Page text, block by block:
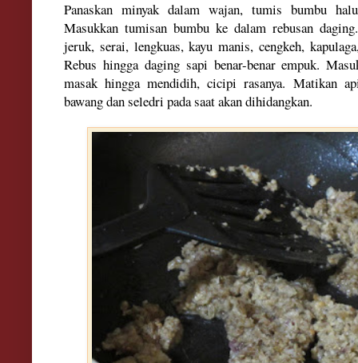
Panaskan minyak dalam wajan, tumis bumbu
Masukkan tumisan bumbu ke dalam rebusan
jeruk, serai, lengkuas, kayu manis, cengkeh,
Rebus hingga daging sapi benar-benar empuk.
masak hingga mendidih, cicipi rasanya. Matikan
bawang dan seledri pada saat akan dihidangkan.